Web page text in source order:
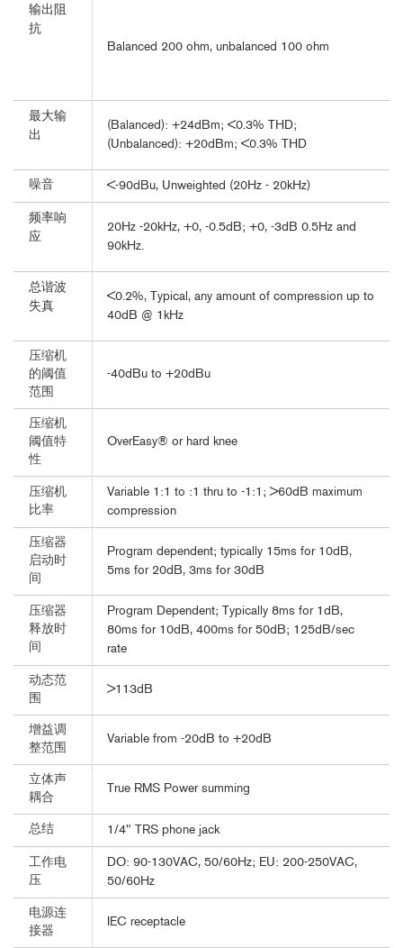
输出阻
抗
Balanced 200 ohm, unbalanced 100 ohm
最大输
出
(Balanced): +24dBm; <0.3% THD;
(Unbalanced): +20dBm; <0.3% THD
噪音 <-90dBu, Unweighted (20Hz - 20kHz)
频率响
应
20Hz -20kHz, +0, -0.5dB; +0, -3dB 0.5Hz and
90kHz.
总谐波
失真
<0.2%, Typical, any amount of compression up to
40dB @ 1kHz
压缩机
的阈值
范围
-40dBu to +20dBu
压缩机
阈值特
性
OverEasy® or hard knee
压缩机
比率
Variable 1:1 to :1 thru to -1:1; >60dB maximum
compression
压缩器
启动时
间
Program dependent; typically 15ms for 10dB,
5ms for 20dB, 3ms for 30dB
压缩器
释放时
间
Program Dependent; Typically 8ms for 1dB,
80ms for 10dB, 400ms for 50dB; 125dB/sec
rate
动态范
围
>113dB
增益调
整范围
Variable from -20dB to +20dB
立体声
耦合
True RMS Power summing
总结 1/4" TRS phone jack
工作电
压
DO: 90-130VAC, 50/60Hz; EU: 200-250VAC,
50/60Hz
电源连
接器
IEC receptacle